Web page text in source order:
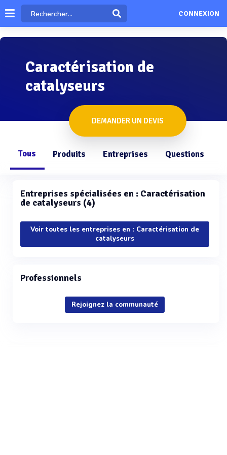
CONNEXION
Caractérisation de
catalyseurs
DEMANDER UN DEVIS
Tous Produits Entreprises Questions
Entreprises spécialisées en : Caractérisation
de catalyseurs (4)
Voir toutes les entreprises en : Caractérisation de
catalyseurs
Professionnels
Rejoignez la communauté